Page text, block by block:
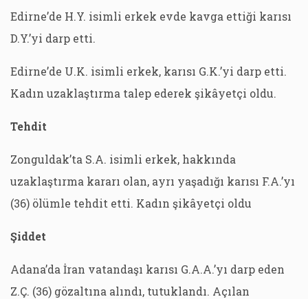
Edirne’de H.Y. isimli erkek evde kavga ettiği karısı
D.Y.’yi darp etti.
Edirne’de U.K. isimli erkek, karısı G.K.’yi darp etti.
Kadın uzaklaştırma talep ederek şikâyetçi oldu.
Tehdit
Zonguldak’ta S.A. isimli erkek, hakkında
uzaklaştırma kararı olan, ayrı yaşadığı karısı F.A.’yı
(36) ölümle tehdit etti. Kadın şikâyetçi oldu
Şiddet
Adana’da İran vatandaşı karısı G.A.A.’yı darp eden
Z.Ç. (36) gözaltına alındı, tutuklandı. Açılan